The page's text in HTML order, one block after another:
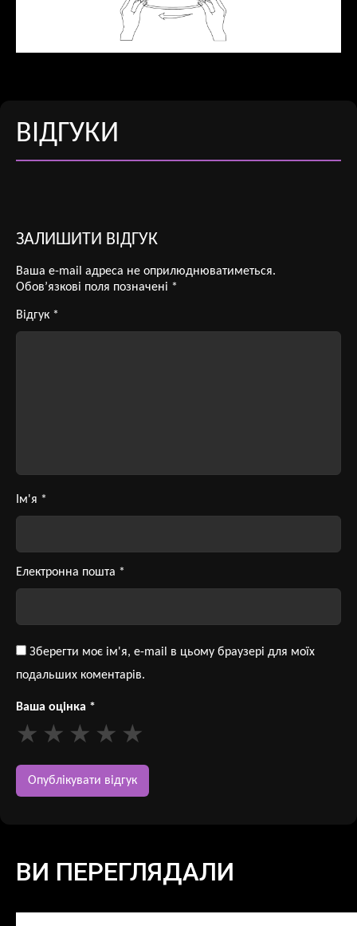
ВІДГУКИ
ЗАЛИШИТИ ВІДГУК
Ваша e-mail адреса не оприлюднюватиметься.
Обов’язкові поля позначені *
Відгук *
Ім'я *
Електронна пошта *
Зберегти моє ім'я, e-mail в цьому браузері для моїх
подальших коментарів.
Ваша оцінка *
ВИ ПЕРЕГЛЯДАЛИ